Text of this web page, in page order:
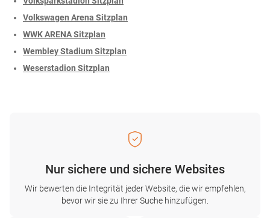
Volkswagen Arena Sitzplan
WWK ARENA Sitzplan
Wembley Stadium Sitzplan
Weserstadion Sitzplan
Nur sichere und sichere Websites
Wir bewerten die Integrität jeder Website, die wir empfehlen,
bevor wir sie zu Ihrer Suche hinzufügen.